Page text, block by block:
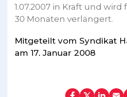
1.07.2007 in Kraft und wird
30 Monaten verlängert.
Mitgeteilt vom Syndikat
am 17. Januar 2008